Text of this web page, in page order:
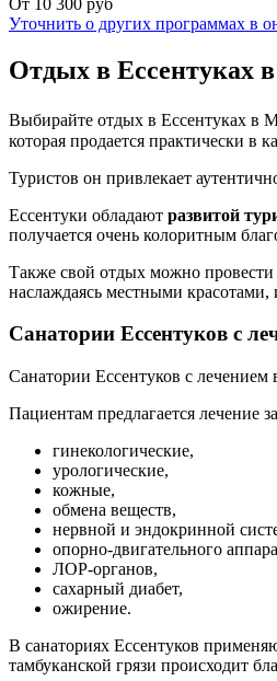
Уточнить о других программах в
Отдых в Ессентуках
Выбирайте отдых в Ессентуках в
которая продается практически в
Туристов он привлекает
Ессентуки обладают развитой
получается очень колоритным
Также свой отдых можно провести
наслаждаясь местными красотами,
Санатории Ессентуков с
Санатории Ессентуков с лечением
Пациентам предлагается лечение
гинекологические,
урологические,
кожные,
обмена веществ,
нервной и эндокринной
опорно-двигательного
ЛОР-органов,
сахарный диабет,
ожирение.
В санаториях Ессентуков
тамбуканской грязи происходит